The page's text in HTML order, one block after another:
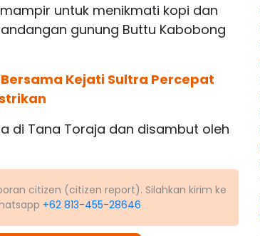
untuk menikmati kopi dan
gunung Buttu Kabobong
Bersama Kejati Sultra Percepat
di Tana Toraja dan disambut oleh
citizen (citizen report). Silahkan kirim ke
+62 813-455-28646